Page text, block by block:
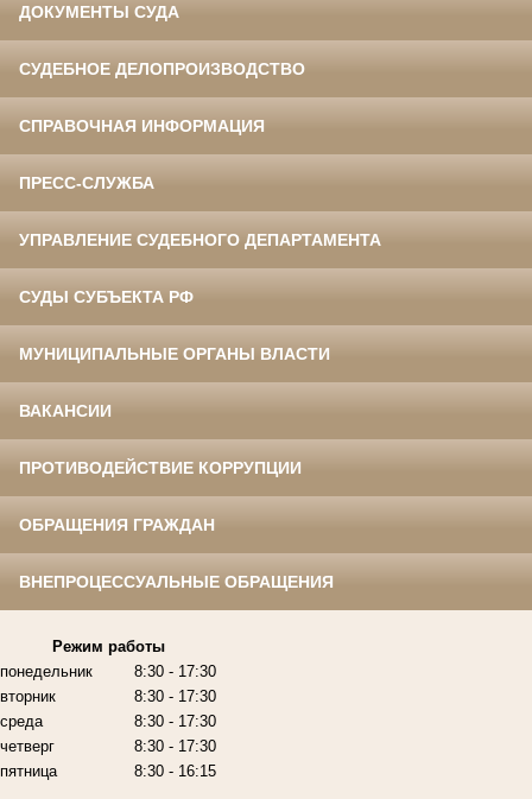
ДОКУМЕНТЫ СУДА
СУДЕБНОЕ ДЕЛОПРОИЗВОДСТВО
СПРАВОЧНАЯ ИНФОРМАЦИЯ
ПРЕСС-СЛУЖБА
УПРАВЛЕНИЕ СУДЕБНОГО ДЕПАРТАМЕНТА
СУДЫ СУБЪЕКТА РФ
МУНИЦИПАЛЬНЫЕ ОРГАНЫ ВЛАСТИ
ВАКАНСИИ
ПРОТИВОДЕЙСТВИЕ КОРРУПЦИИ
ОБРАЩЕНИЯ ГРАЖДАН
ВНЕПРОЦЕССУАЛЬНЫЕ ОБРАЩЕНИЯ
Режим работы
понедельник
вторник
среда
четверг
пятница
8:30 - 17:30
8:30 - 17:30
8:30 - 17:30
8:30 - 17:30
8:30 - 16:15